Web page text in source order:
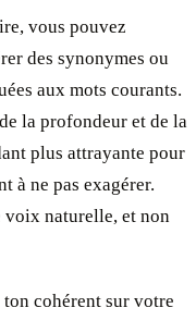
vous pouvez
des synonymes ou
aux mots courants.
la profondeur et de la
plus attrayante pour
à ne pas exagérer.
naturelle, et non
cohérent sur votre